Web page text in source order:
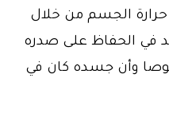
الجسم من خلال
في الحفاظ على صدره
وأن جسده كان في